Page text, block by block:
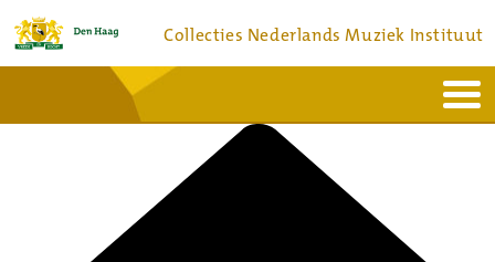
Collecties Nederlands Muziek Instituut
Bronnen en collecties